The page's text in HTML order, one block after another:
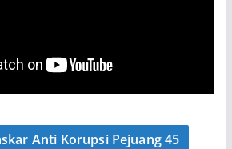
Anti Korupsi Pejuang 45